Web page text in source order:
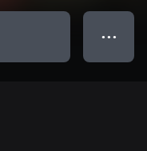
● ● ●